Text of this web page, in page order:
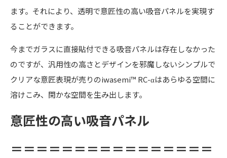
ます。それにより、透明で意匠性の高い吸音パネルを実現す
ることができます。
今までガラスに直接貼付できる吸音パネルは存在しなかった
のですが、汎用性の高さとデザインを邪魔しないシンプルで
クリアな意匠表現が売りのiwasemi™ RC-αはあらゆる空間に
溶けこみ、閑かな空間を生み出します。
意匠性の高い吸音パネル
＝＝＝＝＝＝＝＝＝＝＝＝＝＝＝＝